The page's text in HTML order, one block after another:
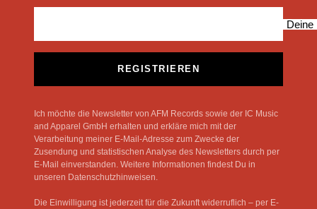
Deine
REGISTRIEREN
Ich möchte die Newsletter von AFM Records sowie der IC Music
and Apparel GmbH erhalten und erkläre mich mit der
Verarbeitung meiner E-Mail-Adresse zum Zwecke der
Zusendung und statistischen Analyse des Newsletters durch per
E-Mail einverstanden. Weitere Informationen findest Du in
unseren Datenschutzhinweisen.
Die Einwilligung ist jederzeit für die Zukunft widerruflich – per E-